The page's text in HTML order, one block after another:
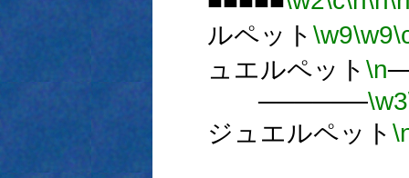
ルペット \w9\w9
ュエルペット \n
──────\w3
ジュエルペット